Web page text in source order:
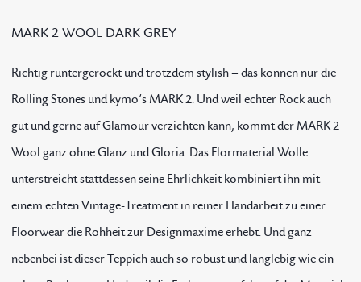
MARK 2 WOOL DARK GREY
Richtig runtergerockt und trotzdem stylish – das können nur die
Rolling Stones und kymo’s MARK 2. Und weil echter Rock auch
gut und gerne auf Glamour verzichten kann, kommt der MARK 2
Wool ganz ohne Glanz und Gloria. Das Flormaterial Wolle
unterstreicht stattdessen seine Ehrlichkeit kombiniert ihn mit
einem echten Vintage-Treatment in reiner Handarbeit zu einer
Floorwear die Rohheit zur Designmaxime erhebt. Und ganz
nebenbei ist dieser Teppich auch so robust und langlebig wie ein